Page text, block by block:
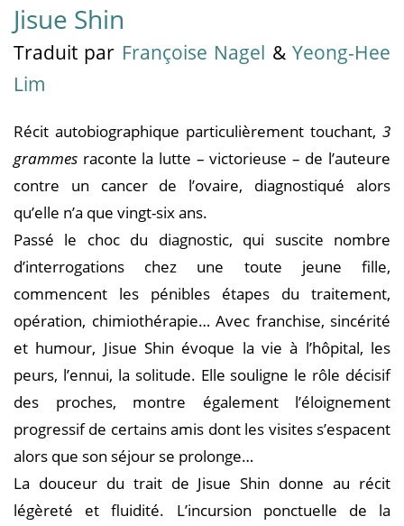
Jisue Shin
Traduit par Françoise Nagel &Yeong-Hee
Lim
Récit autobiographique particulièrement touchant, 3
grammes raconte la lutte – victorieuse – de l’auteure
contre un cancer de l’ovaire, diagnostiqué alors
qu’elle n’a que vingt-six ans.
Passé le choc du diagnostic, qui suscite nombre
d’interrogations chez une toute jeune fille,
commencent les pénibles étapes du traitement,
opération, chimiothérapie… Avec franchise, sincérité
et humour, Jisue Shin évoque la vie à l’hôpital, les
peurs, l’ennui, la solitude. Elle souligne le rôle décisif
des proches, montre également l’éloignement
progressif de certains amis dont les visites s’espacent
alors que son séjour se prolonge…
La douceur du trait de Jisue Shin donne au récit
légèreté et fluidité. L’incursion ponctuelle de la